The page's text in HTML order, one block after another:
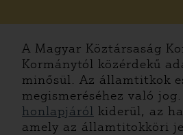
A Magyar Köztársaság
Kormánytól közérdekű
minősül. Az államtitkok
megismeréséhez való
honlapjáról kiderül, az
amely az államtitokköri